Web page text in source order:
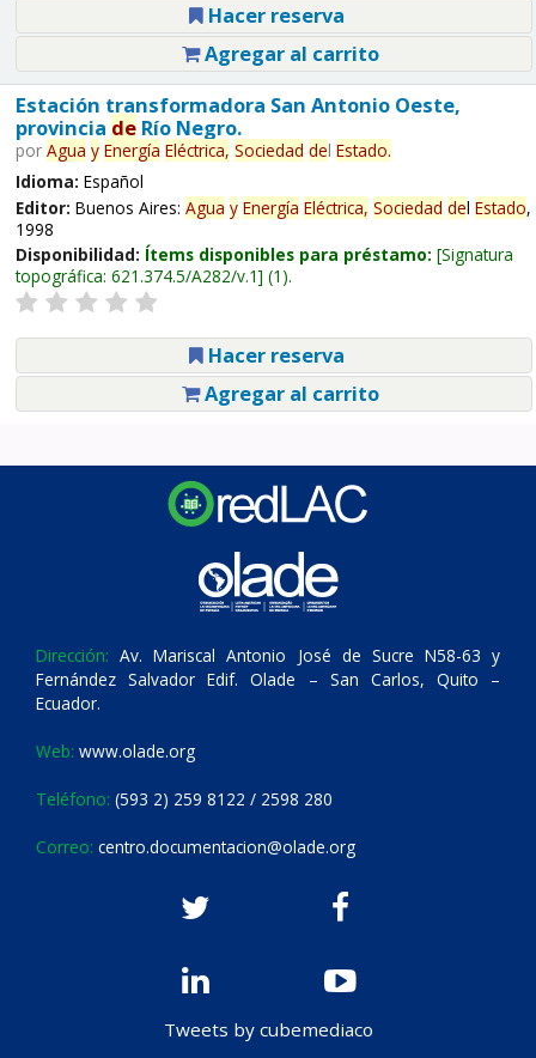
Hacer reserva
Agregar al carrito
Estación transformadora San Antonio Oeste,
provincia deRío Negro.
por Agua y Energía Eléctrica, Sociedad del Estado.
Idioma: Español
Editor: Buenos Aires: Agua y Energía Eléctrica, Sociedad del Estado,
1998
Disponibilidad: Ítems disponibles para préstamo: Signatura
topográfica: 621.374.5/A282/v.1 (1).
Hacer reserva
Agregar al carrito
Dirección: Av. Mariscal Antonio José de Sucre N58-63 y
Fernández Salvador Edif. Olade – San Carlos, Quito –
Ecuador.
Web: www.olade.org
Teléfono: (593 2) 259 8122 / 2598 280
Correo: centro.documentacion@olade.org
Tweets by cubemediaco